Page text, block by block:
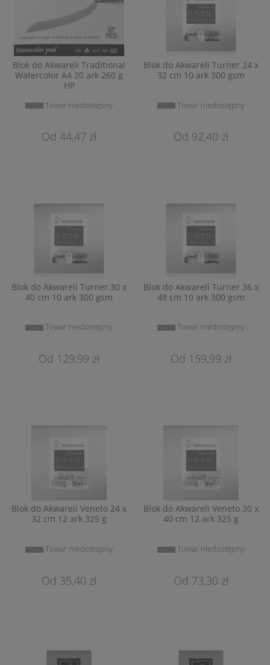
Blok do Akwareli Traditional
Watercolor A4 20 ark 260 g
HP
Towar niedostępny
44,47 zł
Blok do Akwareli Turner 24 x
32 cm 10 ark 300 gsm
Towar niedostępny
92,40 zł
Blok do Akwareli Turner 30 x
40 cm 10 ark 300 gsm
Towar niedostępny
129,99 zł
Blok do Akwareli Turner 36 x
48 cm 10 ark 300 gsm
Towar niedostępny
159,99 zł
Blok do Akwareli Veneto 24 x
32 cm 12 ark 325 g
Towar niedostępny
35,40 zł
Blok do Akwareli Veneto 30 x
40 cm 12 ark 325 g
Towar niedostępny
73,30 zł